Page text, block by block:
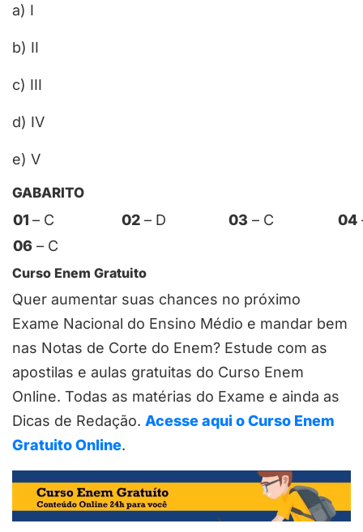
a) I
b) II
c) III
d) IV
e) V
GABARITO
01 – C 02 – D 03 – C 04
06 – C
Curso Enem Gratuito
Quer aumentar suas chances no próximo
Exame Nacional do Ensino Médio e mandar bem
nas Notas de Corte do Enem? Estude com as
apostilas e aulas gratuitas do Curso Enem
Online. Todas as matérias do Exame e ainda as
Dicas de Redação. Acesse aqui o Curso Enem
Gratuito Online.